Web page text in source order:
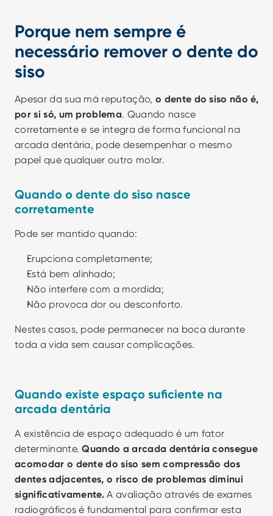
Porque nem sempre é
necessário remover o dente do
siso
Apesar da sua má reputação, o dente do siso não é,
por si só, um problema. Quando nasce
corretamente e se integra de forma funcional na
arcada dentária, pode desempenhar o mesmo
papel que qualquer outro molar.
Quando o dente do siso nasce
corretamente
Pode ser mantido quando:
Erupciona completamente;
Está bem alinhado;
Não interfere com a mordida;
Não provoca dor ou desconforto.
Nestes casos, pode permanecer na boca durante
toda a vida sem causar complicações.
Quando existe espaço suficiente na
arcada dentária
A existência de espaço adequado é um fator
determinante. Quando a arcada dentária consegue
acomodar o dente do siso sem compressão dos
dentes adjacentes, o risco de problemas diminui
significativamente. A avaliação através de exames
radiográficos é fundamental para confirmar esta